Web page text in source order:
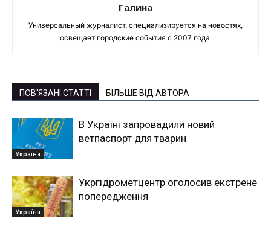
Галина
Универсальный журналист, специализируется на новостях,
освещает городские события с 2007 года.
ПОВ'ЯЗАНІ СТАТТІ БІЛЬШЕ ВІД АВТОРА
Україна
В Україні запровадили новий
ветпаспорт для тварин
Україна
Укргідрометцентр оголосив екстрене
попередження